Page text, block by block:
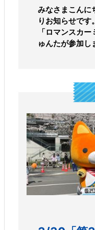
みなさまこんに
りお知らせです
「ロマンスカ
ゅんたが参加し